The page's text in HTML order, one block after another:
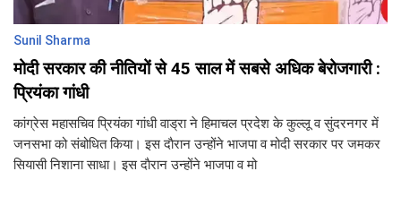
Sunil Sharma
मोदी सरकार की नीतियों से 45 साल में सबसे अधिक बेरोजगारी :
प्रियंका गांधी
कांग्रेस महासचिव प्रियंका गांधी वाड्रा ने हिमाचल प्रदेश के कुल्लू व सुंदरनगर में
जनसभा को संबोधित किया। इस दाैरान उन्होंने भाजपा व मोदी सरकार पर जमकर
सियासी निशाना साधा। इस दाैरान उन्होंने भाजपा व मो